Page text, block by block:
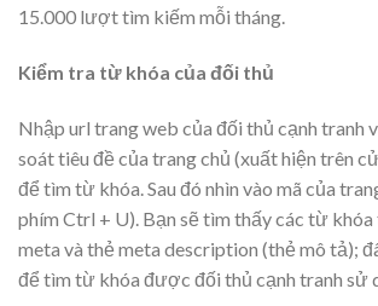
15.000 lượt tìm kiếm mỗi tháng.
Kiểm tra từ khóa của đối thủ
Nhập url trang web của đối thủ cạnh tranh
soát tiêu đề của trang chủ (xuất hiện trên
để tìm từ khóa. Sau đó nhìn vào mã của
phím Ctrl + U). Bạn sẽ tìm thấy các từ
meta và thẻ meta description (thẻ mô tả);
để tìm từ khóa được đối thủ cạnh tranh sử